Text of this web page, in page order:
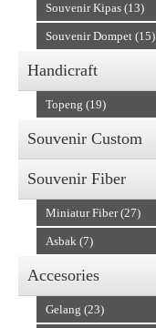
Souvenir Kipas (13)
Souvenir Dompet (15)
Handicraft
Topeng (19)
Souvenir Custom
Souvenir Fiber
Miniatur Fiber (27)
Asbak (7)
Accesories
Gelang (23)